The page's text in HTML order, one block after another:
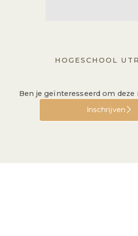
HOGESCHOOL
Ben je geïnteresseerd om
Inschrijven